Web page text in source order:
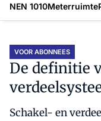
NEN 1010Meterruimte
VOOR ABONNEES
De definitie
Schakel- en